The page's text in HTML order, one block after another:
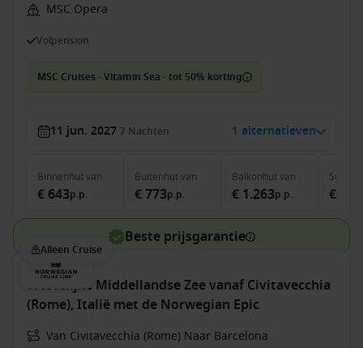
MSC Opera
Volpension
MSC Cruises - Vitamin Sea - tot 50% korting
11 jun. 2027 7 Nachten 1 alternatieven
Binnenhutvan
€ 643p.p.
Buitenhutvan
€ 773p.p.
Balkonhutvan
€ 1.263p.p.
Suite
€
Beste prijsgarantie
Alleen Cruise
Westelijke Middellandse Zee vanaf Civitavecchia
(Rome), Italië met de Norwegian Epic
Van Civitavecchia (Rome) Naar Barcelona